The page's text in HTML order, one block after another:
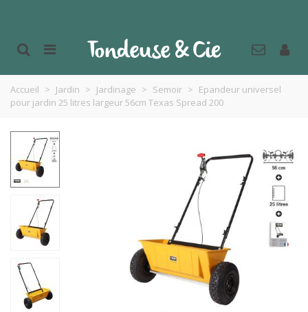
Accueil > Jardin > Jardinage > Semoir > Epandeur universel
pour jardin 25 litres largeur 56cm Texas Spread 200